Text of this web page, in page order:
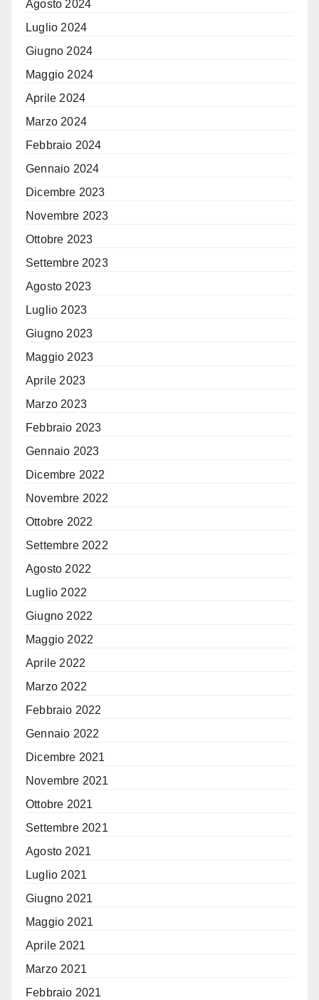
Agosto 2024
Luglio 2024
Giugno 2024
Maggio 2024
Aprile 2024
Marzo 2024
Febbraio 2024
Gennaio 2024
Dicembre 2023
Novembre 2023
Ottobre 2023
Settembre 2023
Agosto 2023
Luglio 2023
Giugno 2023
Maggio 2023
Aprile 2023
Marzo 2023
Febbraio 2023
Gennaio 2023
Dicembre 2022
Novembre 2022
Ottobre 2022
Settembre 2022
Agosto 2022
Luglio 2022
Giugno 2022
Maggio 2022
Aprile 2022
Marzo 2022
Febbraio 2022
Gennaio 2022
Dicembre 2021
Novembre 2021
Ottobre 2021
Settembre 2021
Agosto 2021
Luglio 2021
Giugno 2021
Maggio 2021
Aprile 2021
Marzo 2021
Febbraio 2021